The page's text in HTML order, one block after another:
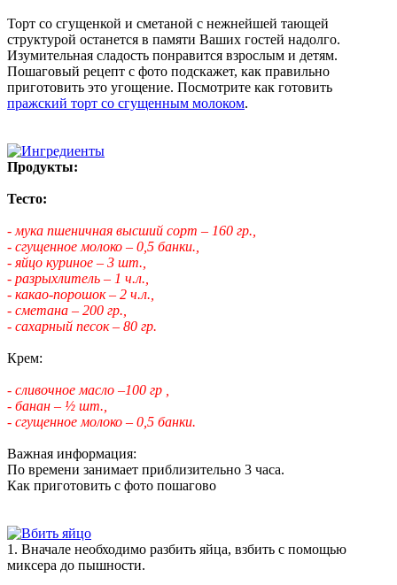
Торт со сгущенкой и сметаной с нежнейшей тающей
структурой останется в памяти Ваших гостей надолго.
Изумительная сладость понравится взрослым и детям.
Пошаговый рецепт с фото подскажет, как правильно
приготовить это угощение. Посмотрите как готовить
пражский торт со сгущенным молоком.
Продукты:
Тесто:
- мука пшеничная высший сорт – 160 гр.,
- сгущенное молоко – 0,5 банки.,
- яйцо куриное – 3 шт.,
- разрыхлитель – 1 ч.л.,
- какао-порошок – 2 ч.л.,
- сметана – 200 гр.,
- сахарный песок – 80 гр.
Крем:
- сливочное масло –100 гр ,
- банан – ½ шт.,
- сгущенное молоко – 0,5 банки.
Важная информация:
По времени занимает приблизительно 3 часа.
Как приготовить с фото пошагово
1. Вначале необходимо разбить яйца, взбить с помощью
миксера до пышности.